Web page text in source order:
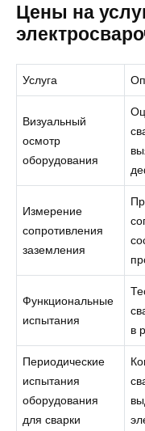
Цены на
Услуга
Визуальный
осмотр
оборудования
Измерение
сопротивления
заземления
Функциональные
испытания
в
Периодические
испытания
оборудования
для сварки